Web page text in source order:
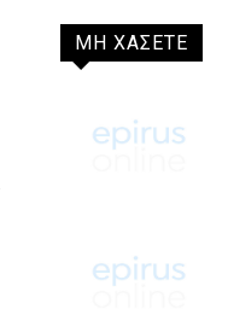
ΜΗ ΧΑΣΕΤΕ